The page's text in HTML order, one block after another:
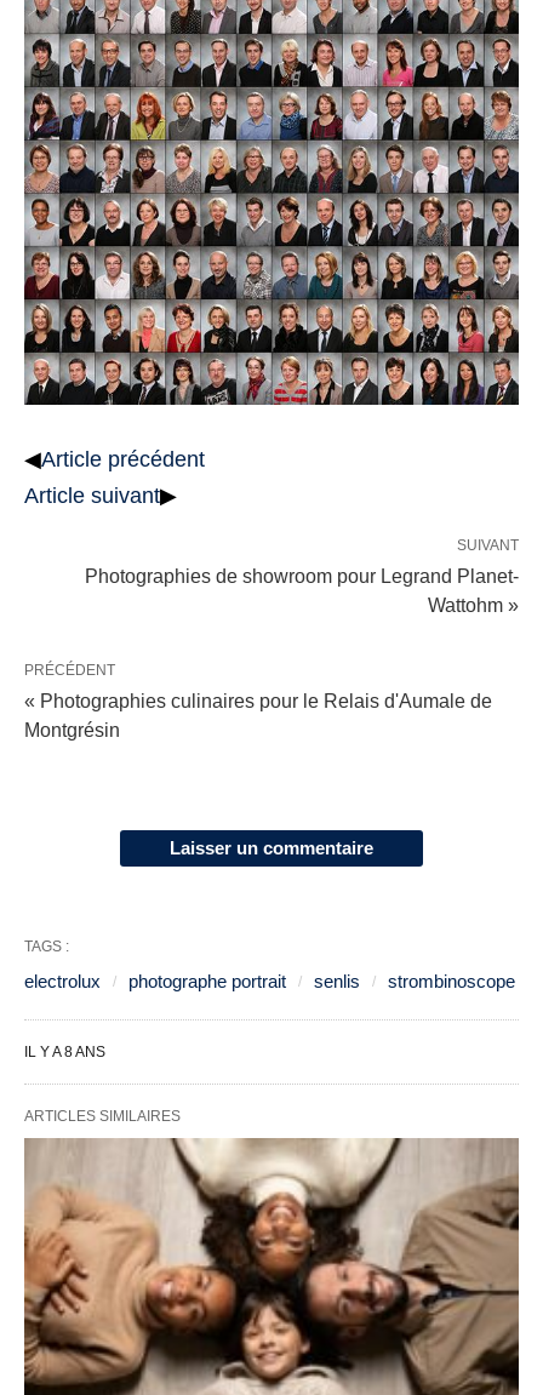
◀Article précédent
Article suivant▶
SUIVANT
Photographies de showroom pour Legrand Planet-
Wattohm »
PRÉCÉDENT
« Photographies culinaires pour le Relais d'Aumale de
Montgrésin
Laisser un commentaire
TAGS :
electrolux photographe portrait senlis strombinoscope
IL Y A 8 ANS
ARTICLES SIMILAIRES